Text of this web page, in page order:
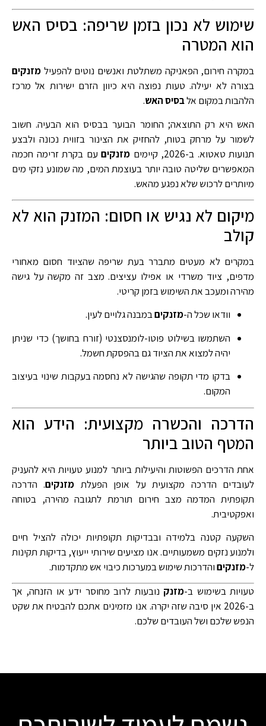
שימוש לא נכון בזמן שריפה: בסיס האש
הוא המטרה
במקרה חירום, הפאניקה משתלטת ואנשים נוטים להפעיל מזנקים
בצורה לא יעילה. טעות נפוצה היא כיוון הזרם ישירות אל מרכז
הלהבות במקום אלבסיס האש.
האש היא רק התוצאה; החומר הבוער בבסיס הוא הבעיה. חשוב
לשמור על מרחק בטוח, להחזיק את הצינור בזווית נכונה ולבצע
תנועות טאטוא. ב-2026, קיימים
מזנקים עם בקרת זרימה חכמה
המאפשרים שליטה טובה יותר בעוצמת המים, מה שמונע נזקי מים
מיותרים לרכוש שלא נפגע מהאש.
מיקום לא נגיש או חסום: המזנק הוא לא
קולב
במקרים לא מעטים מתברר בעת שריפה שהציוד חסום מאחורי
מדפים, ציוד משרדי או אפילו עציצים. מצב זה מקשה על גישה
מהירה ומעכב את השימוש בזמן קריטי.
וודאו שכל ה-מזנקיםבמבנה גלויים לעין.
השתמשו בשילוט פוטו-לומנסצנטי (זורח בחושך) כדי שניתן
יהיה למצוא את הציוד גם בהפסקת חשמל.
בדקו מדי תקופה שהגישה לא נחסמה בעקבות שינוי בעיצוב
המקום.
הדרכה והכשרה מקצועית: הידע הוא
המטף הטוב ביותר
אחת הדרכים הפשוטות והיעילות ביותר למנוע טעויות היא להעניק
לעובדים הדרכה מקצועית על אופן הפעלת מזנקים. הדרכה
תקופתית המדמה מצב חירום תורמת לתגובה מהירה, בטוחה
ואפקטיבית.
השקעה קטנה בלמידה ובבדיקות תקופתיות יכולה להציל חיים
ולמנוע נזקים משמעותיים. אנו מציעים שירותי ייעוץ, בדיקות תקינות
ל-מזנקיםוהדרכות שימוש במערכות כיבוי אש מתקדמות.
טעויות בשימוש ב-מזנק נובעות לרוב מחוסר ידע או הזנחה, אך
ב-2026 אין סיבה שזה יקרה. אנו מזמינים אתכם להבטיח את שקט
הנפש שלכם ושל העובדים שלכם.